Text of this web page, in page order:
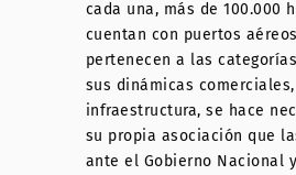
cada una, más de 100.000
cuentan con puertos
pertenecen a las
sus dinámicas
infraestructura, se hace
su propia asociación que
ante el Gobierno Nacional